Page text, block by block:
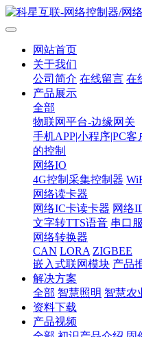
网站首页
关于我们
公司简介 在线留言 在
产品展示
全部
物联网平台-边缘网关
手机APP|小程序|PC客
的控制
网络IO
4G控制采集控制器
网络读卡器
网络IC卡读卡器 网络
文字转TTS语音 串口
网络转换器
CAN LORA ZIGBEE
嵌入式联网模块 产品
解决方案
全部 智慧照明 智慧农
资料下载
产品视频